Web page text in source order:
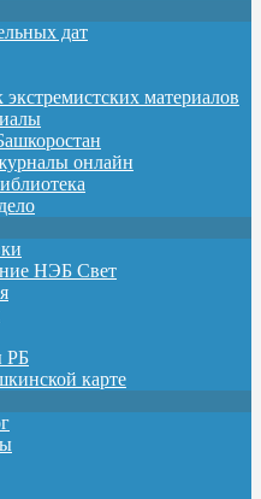
дат
материалов
онлайн
НЭБ Свет
РБ
карте